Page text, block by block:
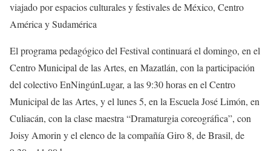
viajado por espacios culturales y festivales de México, Centro
América y Sudamérica
El programa pedagógico del Festival continuaráel domingo, en el
Centro Municipal de las Artes, en Mazatlán, con la participación
del colectivoEnNingúnLugar, a las 9:30 horas en el Centro
Municipal de las Artes, y el lunes 5, en la Escuela JoséLimón, en
Culiacán, con la clase maestra “Dramaturgia coreográfica”, con
JoisyAmoriny el elenco de la compañía Giro 8, de Brasil, de